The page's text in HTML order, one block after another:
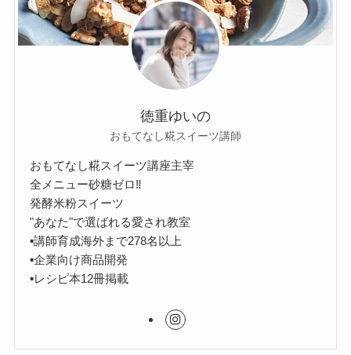
徳重ゆいの
おもてなし糀スイーツ講師
おもてなし糀スイーツ講座主宰
全メニュー砂糖ゼロ‼︎
発酵米粉スイーツ
"あなた"で選ばれる愛され教室
▪︎講師育成海外まで278名以上
▪︎企業向け商品開発
▪︎レシピ本12冊掲載